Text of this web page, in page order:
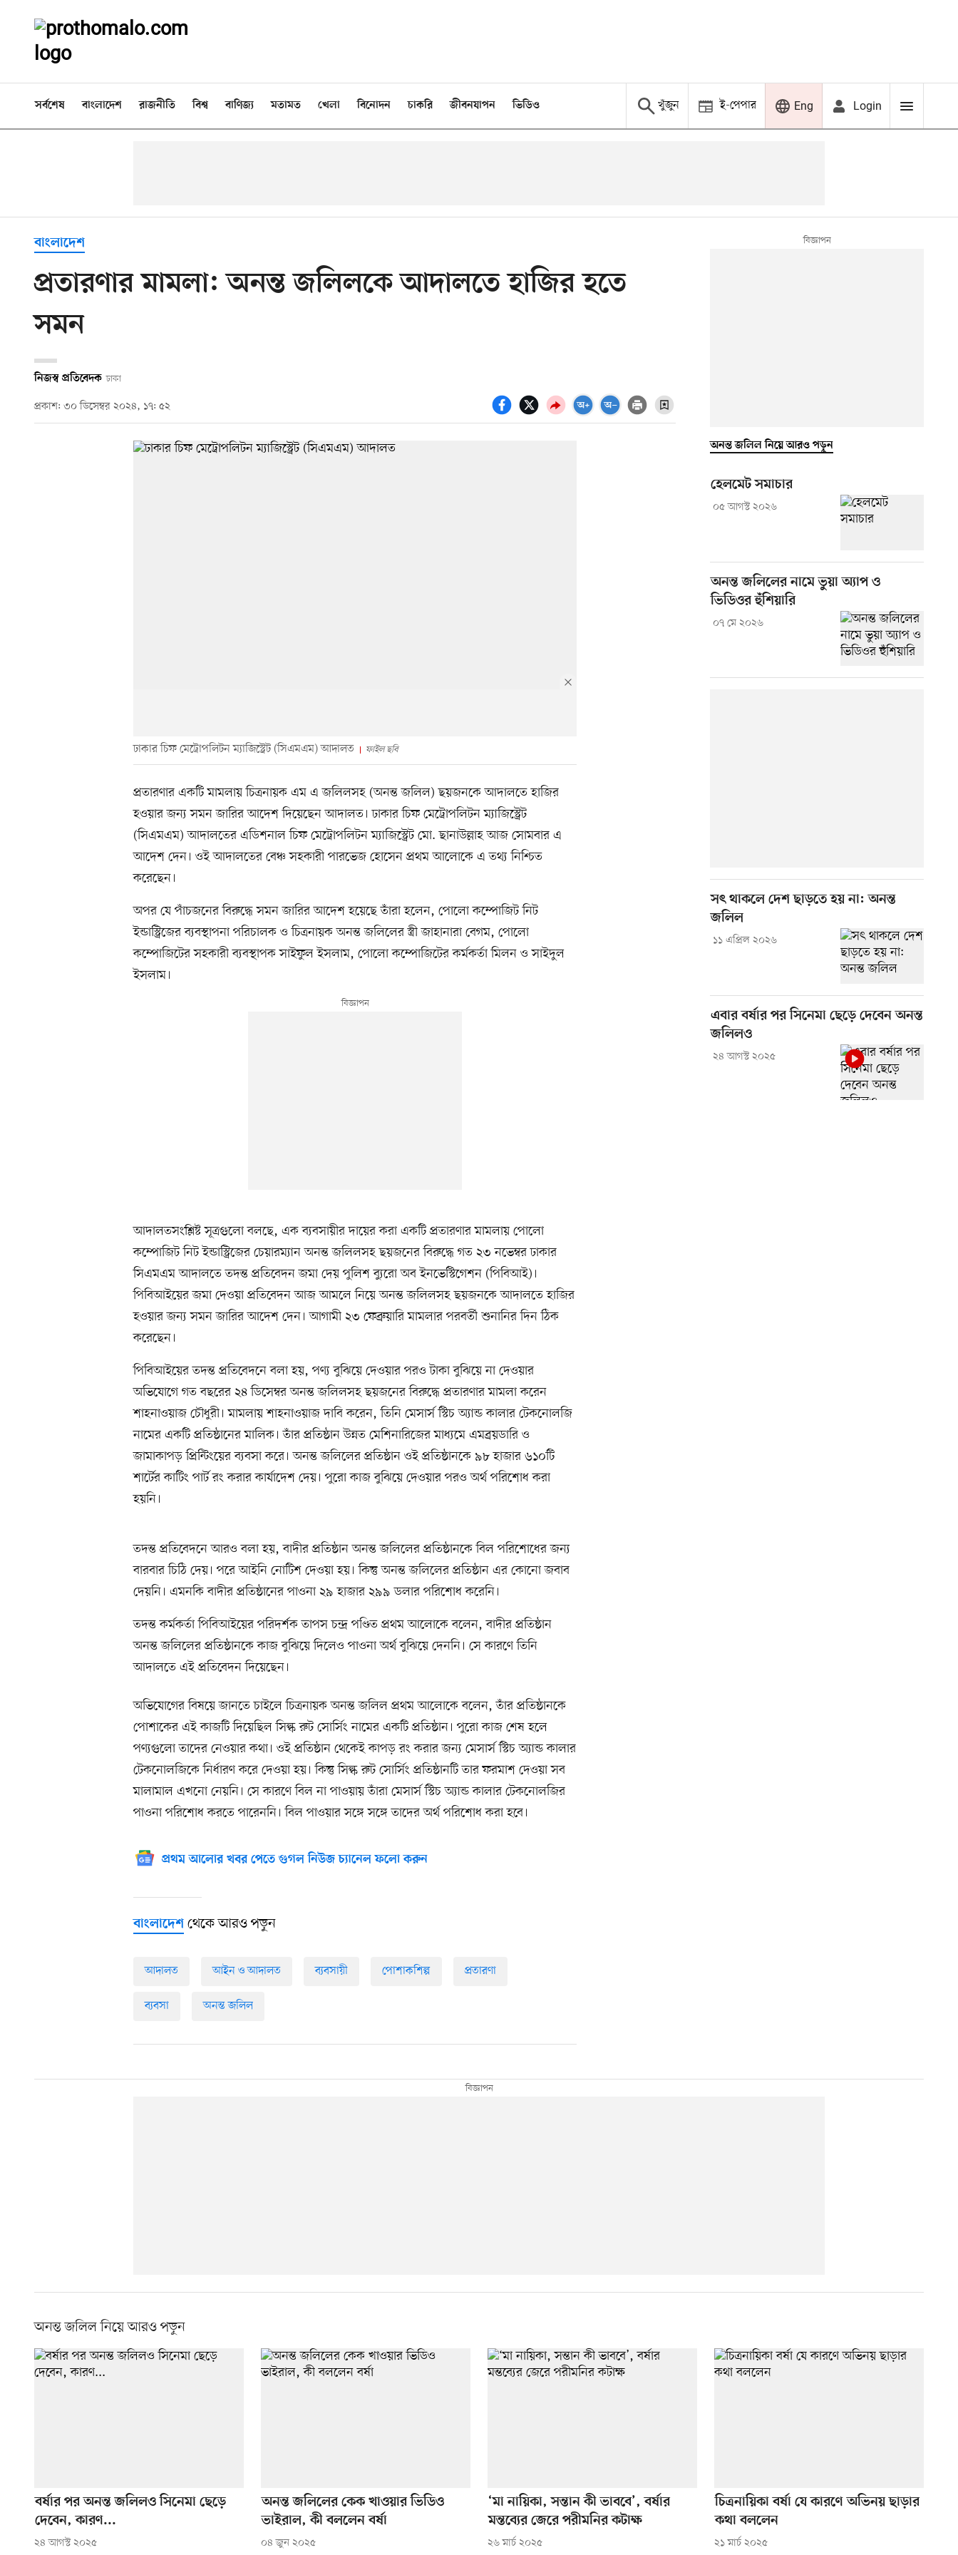
সর্বশেষ বাংলাদেশ রাজনীতি বিশ্ব বাণিজ্য মতামত খেলা বিনোদন চাকরি জীবনযাপন ভিডিও খুঁজুন ই-পেপার Eng Login
বাংলাদেশ
প্রতারণার মামলা: অনন্ত জলিলকে আদালতে হাজির হতে
সমন
নিজস্ব প্রতিবেদক ঢাকা
প্রকাশ: ৩০ ডিসেম্বর ২০২৪, ১৭: ৫২
ঢাকার চিফ মেট্রোপলিটন ম্যাজিস্ট্রেট (সিএমএম) আদালত ফাইল ছবি
প্রতারণার একটি মামলায় চিত্রনায়ক এম এ জলিলসহ (অনন্ত জলিল) ছয়জনকে আদালতে হাজির
হওয়ার জন্য সমন জারির আদেশ দিয়েছেন আদালত। ঢাকার চিফ মেট্রোপলিটন ম্যাজিস্ট্রেট
(সিএমএম) আদালতের এডিশনাল চিফ মেট্রোপলিটন ম্যাজিস্ট্রেট মো. ছানাউল্লাহ আজ সোমবার এ
আদেশ দেন। ওই আদালতের বেঞ্চ সহকারী পারভেজ হোসেন প্রথম আলোকে এ তথ্য নিশ্চিত
করেছেন।
অপর যে পাঁচজনের বিরুদ্ধে সমন জারির আদেশ হয়েছে তাঁরা হলেন, পোলো কম্পোজিট নিট
ইন্ডাস্ট্রিজের ব্যবস্থাপনা পরিচালক ও চিত্রনায়ক অনন্ত জলিলের স্ত্রী জাহানারা বেগম, পোলো
কম্পোজিটের সহকারী ব্যবস্থাপক সাইফুল ইসলাম, পোলো কম্পোজিটের কর্মকর্তা মিলন ও সাইদুল
ইসলাম।
আদালতসংশ্লিষ্ট সূত্রগুলো বলছে, এক ব্যবসায়ীর দায়ের করা একটি প্রতারণার মামলায় পোলো
কম্পোজিট নিট ইন্ডাস্ট্রিজের চেয়ারম্যান অনন্ত জলিলসহ ছয়জনের বিরুদ্ধে গত ২৩ নভেম্বর ঢাকার
সিএমএম আদালতে তদন্ত প্রতিবেদন জমা দেয় পুলিশ ব্যুরো অব ইনভেস্টিগেশন (পিবিআই)।
পিবিআইয়ের জমা দেওয়া প্রতিবেদন আজ আমলে নিয়ে অনন্ত জলিলসহ ছয়জনকে আদালতে হাজির
হওয়ার জন্য সমন জারির আদেশ দেন। আগামী ২৩ ফেব্রুয়ারি মামলার পরবর্তী শুনানির দিন ঠিক
করেছেন।
পিবিআইয়ের তদন্ত প্রতিবেদনে বলা হয়, পণ্য বুঝিয়ে দেওয়ার পরও টাকা বুঝিয়ে না দেওয়ার
অভিযোগে গত বছরের ২৪ ডিসেম্বর অনন্ত জলিলসহ ছয়জনের বিরুদ্ধে প্রতারণার মামলা করেন
শাহনাওয়াজ চৌধুরী। মামলায় শাহনাওয়াজ দাবি করেন, তিনি মেসার্স স্টিচ অ্যান্ড কালার টেকনোলজি
নামের একটি প্রতিষ্ঠানের মালিক। তাঁর প্রতিষ্ঠান উন্নত মেশিনারিজের মাধ্যমে এমব্রয়ডারি ও
জামাকাপড় প্রিন্টিংয়ের ব্যবসা করে। অনন্ত জলিলের প্রতিষ্ঠান ওই প্রতিষ্ঠানকে ৯৮ হাজার ৬১০টি
শার্টের কাটিং পার্ট রং করার কার্যাদেশ দেয়। পুরো কাজ বুঝিয়ে দেওয়ার পরও অর্থ পরিশোধ করা
হয়নি।
তদন্ত প্রতিবেদনে আরও বলা হয়, বাদীর প্রতিষ্ঠান অনন্ত জলিলের প্রতিষ্ঠানকে বিল পরিশোধের জন্য
বারবার চিঠি দেয়। পরে আইনি নোটিশ দেওয়া হয়। কিন্তু অনন্ত জলিলের প্রতিষ্ঠান এর কোনো জবাব
দেয়নি। এমনকি বাদীর প্রতিষ্ঠানের পাওনা ২৯ হাজার ২৯৯ ডলার পরিশোধ করেনি।
তদন্ত কর্মকর্তা পিবিআইয়ের পরিদর্শক তাপস চন্দ্র পণ্ডিত প্রথম আলোকে বলেন, বাদীর প্রতিষ্ঠান
অনন্ত জলিলের প্রতিষ্ঠানকে কাজ বুঝিয়ে দিলেও পাওনা অর্থ বুঝিয়ে দেননি। সে কারণে তিনি
আদালতে এই প্রতিবেদন দিয়েছেন।
অভিযোগের বিষয়ে জানতে চাইলে চিত্রনায়ক অনন্ত জলিল প্রথম আলোকে বলেন, তাঁর প্রতিষ্ঠানকে
পোশাকের এই কাজটি দিয়েছিল সিল্ক রুট সোর্সিং নামের একটি প্রতিষ্ঠান। পুরো কাজ শেষ হলে
পণ্যগুলো তাদের নেওয়ার কথা। ওই প্রতিষ্ঠান থেকেই কাপড় রং করার জন্য মেসার্স স্টিচ অ্যান্ড কালার
টেকনোলজিকে নির্ধারণ করে দেওয়া হয়। কিন্তু সিল্ক রুট সোর্সিং প্রতিষ্ঠানটি তার ফরমাশ দেওয়া সব
মালামাল এখনো নেয়নি। সে কারণে বিল না পাওয়ায় তাঁরা মেসার্স স্টিচ অ্যান্ড কালার টেকনোলজির
পাওনা পরিশোধ করতে পারেননি। বিল পাওয়ার সঙ্গে সঙ্গে তাদের অর্থ পরিশোধ করা হবে।
প্রথম আলোর খবর পেতে গুগল নিউজ চ্যানেল ফলো করুন
বাংলাদেশ থেকে আরও পড়ুন
আদালত আইন ও আদালত ব্যবসায়ী পোশাকশিল্প প্রতারণা
ব্যবসা অনন্ত জলিল
অনন্ত জলিল নিয়ে আরও পড়ুন
হেলমেট সমাচার
০৫ আগস্ট ২০২৬
অনন্ত জলিলের নামে ভুয়া অ্যাপ ও
ভিডিওর হুঁশিয়ারি
০৭ মে ২০২৬
সৎ থাকলে দেশ ছাড়তে হয় না: অনন্ত
জলিল
১১ এপ্রিল ২০২৬
এবার বর্ষার পর সিনেমা ছেড়ে দেবেন অনন্ত
জলিলও
২৪ আগস্ট ২০২৫
অনন্ত জলিল নিয়ে আরও পড়ুন
বর্ষার পর অনন্ত জলিলও সিনেমা ছেড়ে
দেবেন, কারণ...
২৪ আগস্ট ২০২৫
অনন্ত জলিলের কেক খাওয়ার ভিডিও
ভাইরাল, কী বললেন বর্ষা
০৪ জুন ২০২৫
‘মা নায়িকা, সন্তান কী ভাববে’, বর্ষার
মন্তব্যের জেরে পরীমনির কটাক্ষ
২৬ মার্চ ২০২৫
চিত্রনায়িকা বর্ষা যে কারণে অভিনয় ছাড়ার
কথা বললেন
২১ মার্চ ২০২৫